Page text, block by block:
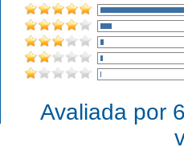
Avaliada por